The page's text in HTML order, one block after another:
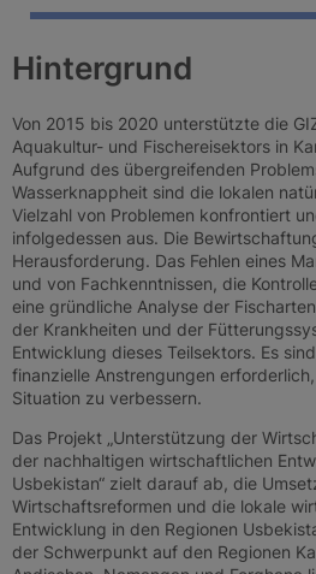
Hintergrund
Von 2015 bis 2020 unterstützte die
Aquakultur- und Fischereisektors in
Aufgrund des übergreifenden
Wasserknappheit sind die lokalen
Vielzahl von Problemen konfrontiert
infolgedessen aus. Die
Herausforderung. Das Fehlen eines
und von Fachkenntnissen, die
eine gründliche Analyse der
der Krankheiten und der
Entwicklung dieses Teilsektors. Es
finanzielle Anstrengungen
Situation zu verbessern.
Das Projekt „Unterstützung der
der nachhaltigen wirtschaftlichen
Usbekistan“ zielt darauf ab, die
Wirtschaftsreformen und die lokale
Entwicklung in den Regionen
der Schwerpunkt auf den Regionen